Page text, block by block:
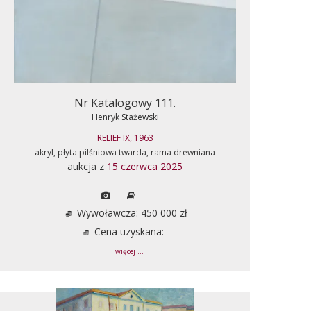
Nr Katalogowy 111.
Henryk Stażewski
RELIEF IX, 1963
akryl, płyta pilśniowa twarda, rama drewniana
aukcja z 15 czerwca 2025
Wywoławcza: 450 000 zł
Cena uzyskana: -
... więcej ...